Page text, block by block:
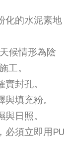
的水泥素地
情形為陰
工。
封孔。
充粉。
日照。
立即用PU